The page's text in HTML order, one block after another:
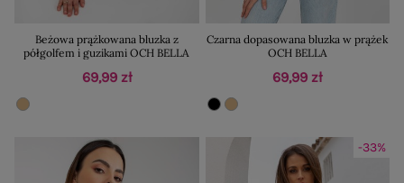
Beżowa prążkowana bluzka z
półgolfem i guzikami OCH BELLA
69,99 zł
Czarna dopasowana bluzka w prążek
OCH BELLA
69,99 zł
-33%